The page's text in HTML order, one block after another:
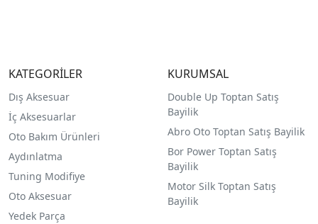
KATEGORİLER
Dış Aksesuar
İç Aksesuarlar
Oto Bakım Ürünleri
Aydınlatma
Tuning Modifiye
Oto Aksesuar
Yedek Parça
KURUMSAL
Double Up Toptan Satış
Bayilik
Abro Oto Toptan Satış Bayilik
Bor Power Toptan Satış
Bayilik
Motor Silk Toptan Satış
Bayilik